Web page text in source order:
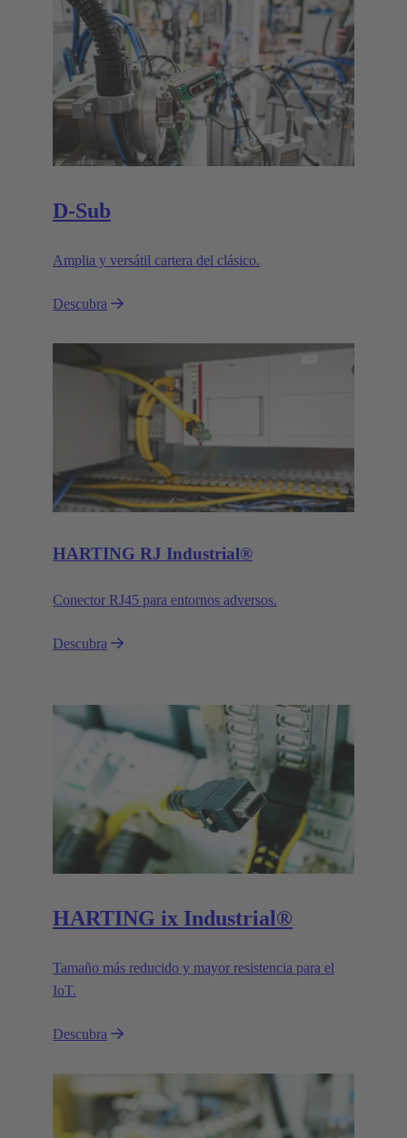
D-Sub
Amplia y versátil cartera del clásico.
Descubra
HARTING RJ Industrial®
Conector RJ45 para entornos adversos.
Descubra
HARTING ix Industrial®
Tamaño más reducido y mayor resistencia para el
IoT.
Descubra